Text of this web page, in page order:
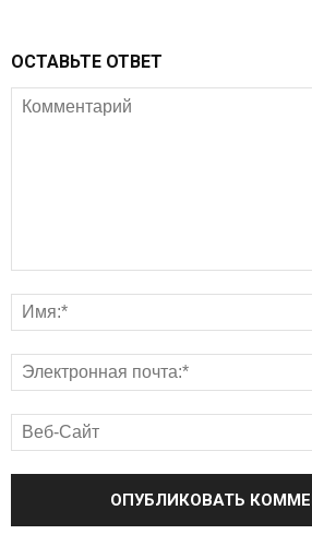
ОСТАВЬТЕ ОТВЕТ